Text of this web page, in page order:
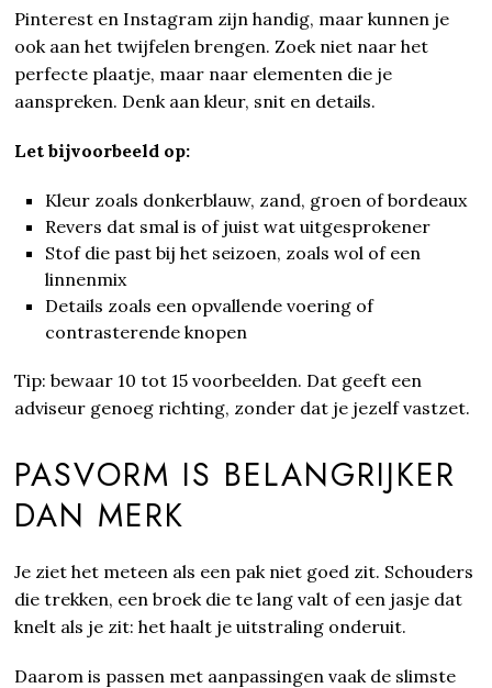
Pinterest en Instagram zijn handig, maar kunnen je
ook aan het twijfelen brengen. Zoek niet naar het
perfecte plaatje, maar naar elementen die je
aanspreken. Denk aan kleur, snit en details.
Let bijvoorbeeld op:
Kleur zoals donkerblauw, zand, groen of bordeaux
Revers dat smal is of juist wat uitgesprokener
Stof die past bij het seizoen, zoals wol of een
linnenmix
Details zoals een opvallende voering of
contrasterende knopen
Tip: bewaar 10 tot 15 voorbeelden. Dat geeft een
adviseur genoeg richting, zonder dat je jezelf vastzet.
PASVORM IS BELANGRIJKER
DAN MERK
Je ziet het meteen als een pak niet goed zit. Schouders
die trekken, een broek die te lang valt of een jasje dat
knelt als je zit: het haalt je uitstraling onderuit.
Daarom is passen met aanpassingen vaak de slimste